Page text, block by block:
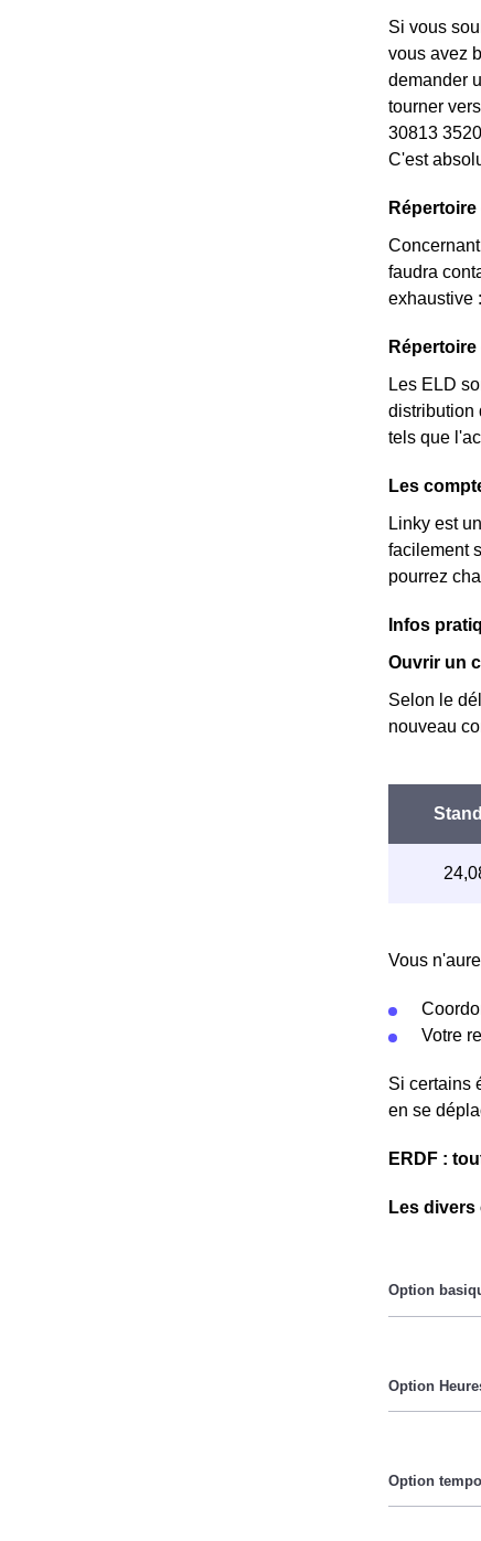
Si vous
vous avez
demander
tourner
30813
C'est
faudra
exhaustive
Les ELD
distribution
tels que
Les
Linky est
facilement
pourrez
Infos
Ouvrir un
Selon le
nouveau
Vous
Votre
Si certains
en se
ERDF :
Les